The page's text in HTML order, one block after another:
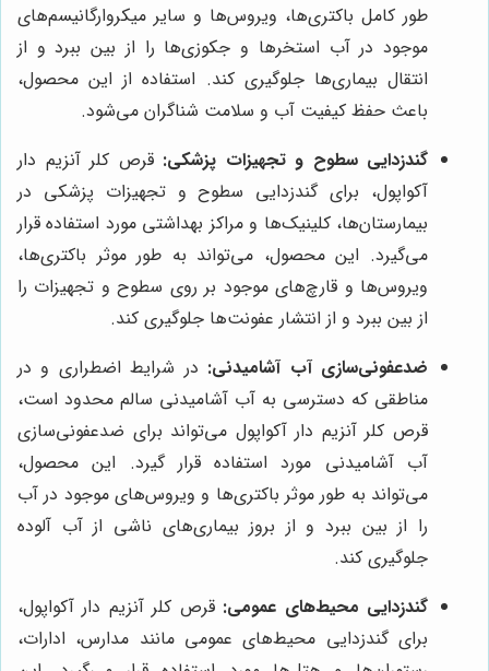
طور کامل باکتری‌ها، ویروس‌ها و سایر میکروارگانیسم‌های
موجود در آب استخرها و جکوزی‌ها را از بین ببرد و از
انتقال بیماری‌ها جلوگیری کند. استفاده از این محصول،
باعث حفظ کیفیت آب و سلامت شناگران می‌شود.
گندزدایی سطوح و تجهیزات پزشکی: قرص کلر آنزیم دار
آکواپول، برای گندزدایی سطوح و تجهیزات پزشکی در
بیمارستان‌ها، کلینیک‌ها و مراکز بهداشتی مورد استفاده قرار
می‌گیرد. این محصول، می‌تواند به طور موثر باکتری‌ها،
ویروس‌ها و قارچ‌های موجود بر روی سطوح و تجهیزات را
از بین ببرد و از انتشار عفونت‌ها جلوگیری کند.
ضدعفونی‌سازی آب آشامیدنی: در شرایط اضطراری و در
مناطقی که دسترسی به آب آشامیدنی سالم محدود است،
قرص کلر آنزیم دار آکواپول می‌تواند برای ضدعفونی‌سازی
آب آشامیدنی مورد استفاده قرار گیرد. این محصول،
می‌تواند به طور موثر باکتری‌ها و ویروس‌های موجود در آب
را از بین ببرد و از بروز بیماری‌های ناشی از آب آلوده
جلوگیری کند.
گندزدایی محیط‌های عمومی: قرص کلر آنزیم دار آکواپول،
برای گندزدایی محیط‌های عمومی مانند مدارس، ادارات،